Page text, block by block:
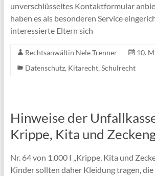
unverschlüsseltes Kontaktformular
haben es als besonderen Service
interessierte Eltern sich
Rechtsanwältin Nele Trenner
10.
Datenschutz, Kitarecht, Schulrecht
Hinweise der
Krippe, Kita und
Nr. 64 von 1.000 I „Krippe, Kita und
Kinder sollten daher Kleidung tragen,